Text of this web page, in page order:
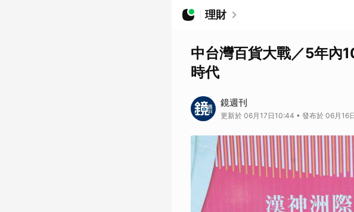
理財
中台灣百貨大戰／5年內
時代
鏡週刊
更新於 06月17日10:44 • 發布於 06月16